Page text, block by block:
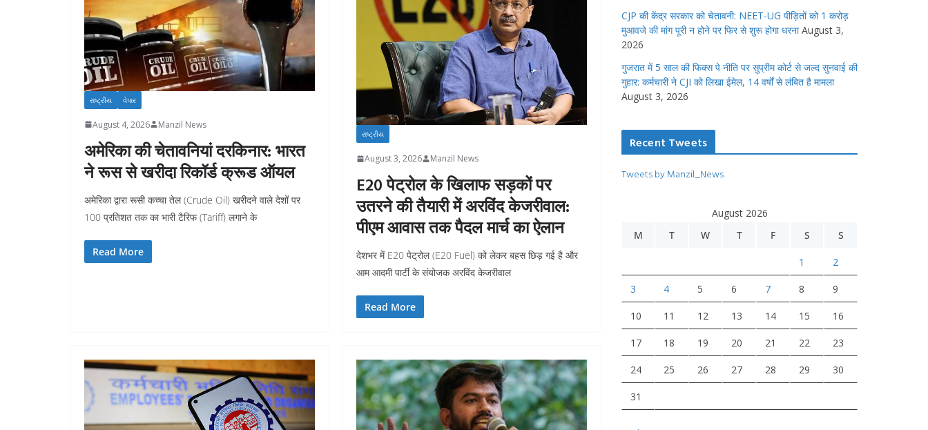
રાષ્ટ્રીય વેપાર
August 4, 2026 Manzil News
अमेरिका की चेतावनियां दरकिनार: भारत
ने रूस से खरीदा रिकॉर्ड क्रूड ऑयल
अमेरिका द्वारा रूसी कच्चा तेल (Crude Oil) खरीदने वाले देशों पर
100 प्रतिशत तक का भारी टैरिफ (Tariff) लगाने के
Read More
રાષ્ટ્રીય
August 3, 2026 Manzil News
E20 पेट्रोल के खिलाफ सड़कों पर
उतरने की तैयारी में अरविंद केजरीवाल:
पीएम आवास तक पैदल मार्च का ऐलान
देशभर में E20 पेट्रोल (E20 Fuel) को लेकर बहस छिड़ गई है और
आम आदमी पार्टी के संयोजक अरविंद केजरीवाल
Read More
CJP की केंद्र सरकार को चेतावनी: NEET-UG पीड़ितों को 1 करोड़
मुआवजे की मांग पूरी न होने पर फिर से शुरू होगा धरना August 3,
2026
गुजरात में 5 साल की फिक्स पे नीति पर सुप्रीम कोर्ट से जल्द सुनवाई की
गुहार: कर्मचारी ने CJI को लिखा ईमेल, 14 वर्षों से लंबित है मामला
August 3, 2026
Recent Tweets
Tweets by Manzil_News
August 2026
M
T W T F S S
1 2
3 4 5 6 7 8 9
10 11 12 13 14 15 16
17 18 19 20 21 22 23
24 25 26 27 28 29 30
31